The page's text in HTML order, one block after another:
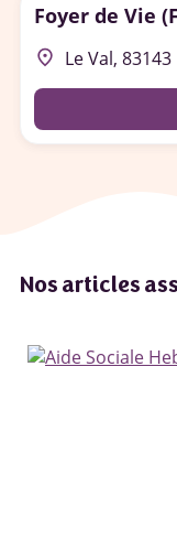
Foyer de Vie
place Le Val, 83143
Nos articles